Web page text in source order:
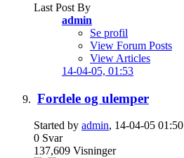
Last Post By
admin
Se profil
View Forum Posts
View Articles
14-04-05, 01:53
Fordele og ulemper
Started by admin, 14-04-05 01:50
0 Svar
137,609 Visninger